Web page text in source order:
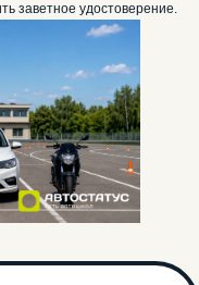
заветное удостоверение.